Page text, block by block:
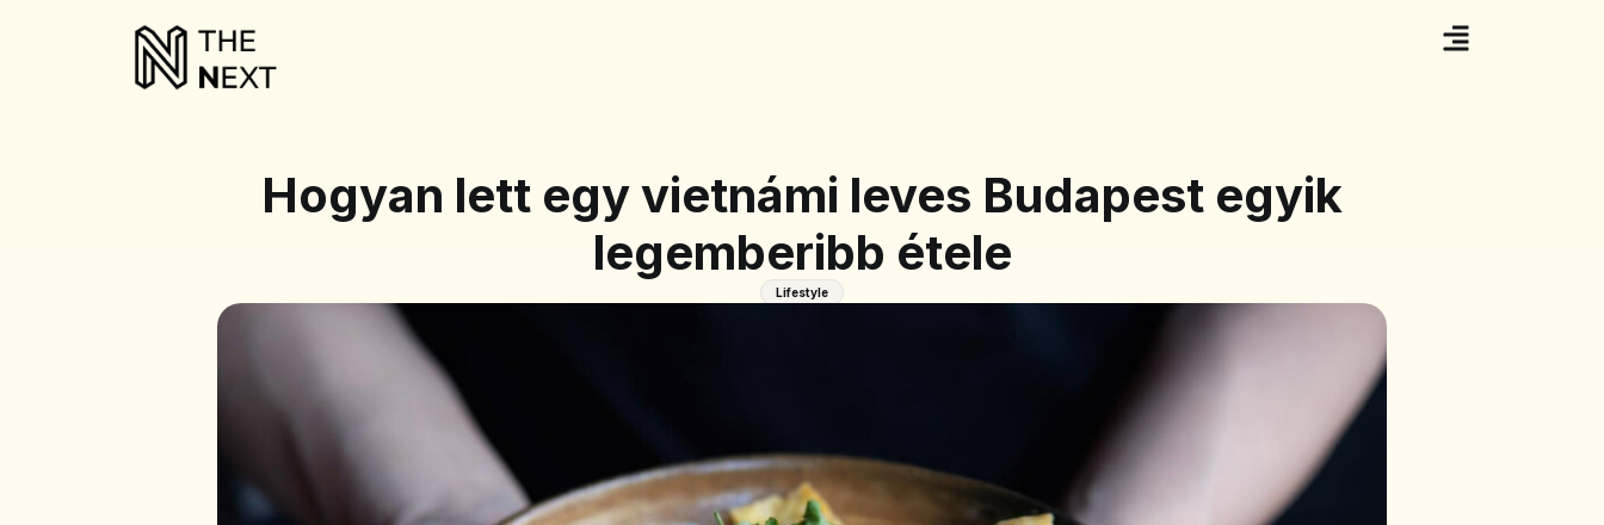
Hogyan lett egy vietnámi leves Budapest egyik
legemberibb étele
Lifestyle